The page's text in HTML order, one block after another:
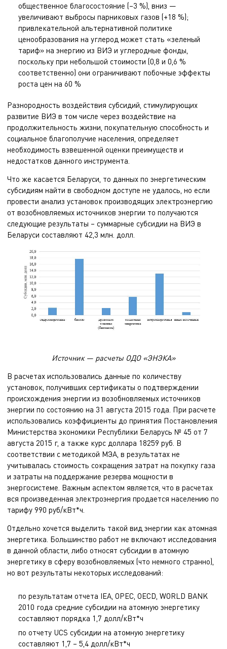
общественное благосостояние (–3 %), вниз —
увеличивают выбросы парниковых газов (+18 %);
привлекательной альтернативной политике
ценообразования на углерод может стать «зеленый
тариф» на энергию из ВИЭ и углеродные фонды,
поскольку при небольшой стоимости (0,8 и 0,6 %
соответственно) они ограничивают побочные эффекты
роста цен на 60 %
Разнородность воздействия субсидий, стимулирующих
развитие ВИЭ в том числе через воздействие на
продолжительность жизни, покупательную способность и
социальное благополучие населения, определяет
необходимость взвешенной оценки преимуществ и
недостатков данного инструмента.
Что же касается Беларуси, то данных по энергетическим
субсидиям найти в свободном доступе не удалось, но если
провести анализ установок производящих электроэнергию
от возобновляемых источников энергии то получаются
следующие результаты – суммарные субсидии на ВИЭ в
Беларуси составляют 42,3 млн. долл.
Источник — расчеты ОДО «ЭНЭКА»
В расчетах использовались данные по количеству
установок, получивших сертификаты о подтверждении
происхождения энергии из возобновляемых источников
энергии по состоянию на 31 августа 2015 года. При расчете
использовались коэффициенты до принятия Постановления
Министерства экономики Республики Беларусь № 45 от 7
августа 2015 г, а также курс доллара 18259 руб. В
соответствии с методикой МЭА, в результатах не
учитывалась стоимость сокращения затрат на покупку газа
и затраты на поддержание резерва мощности в
энергосистеме. Важным аспектом является, что в расчетах
вся произведенная электроэнергия продается населению по
тарифу 990 руб/кВт*ч.
Отдельно хочется выделить такой вид энергии как атомная
энергетика. Большинство работ не включают исследования
в данной области, либо относят субсидии в атомную
энергетику в сферу возобновляемых (что немного странно),
но вот результаты некоторых исследований:
по результатам отчета IEA, OPEC, OECD, WORLD BANK
2010 года средние субсидии на атомную энергетику
составляют порядка 1,7 долл/кВт*ч
по отчету UCS субсидии на атомную энергетику
составляют 1,7 – 5,4 долл/кВт*ч